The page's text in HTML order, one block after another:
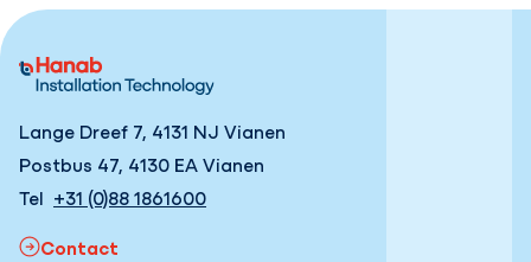
Lange Dreef 7, 4131 NJ Vianen
Postbus 47, 4130 EA Vianen
Tel +31 (0)88 1861600
Contact